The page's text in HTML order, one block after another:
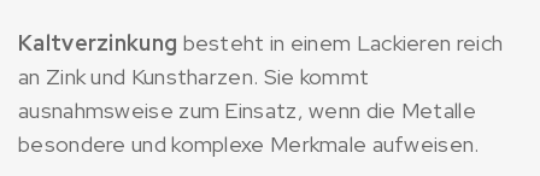
Kaltverzinkung besteht in einem Lackieren reich
an Zink und Kunstharzen. Sie kommt
ausnahmsweise zum Einsatz, wenn die Metalle
besondere und komplexe Merkmale aufweisen.